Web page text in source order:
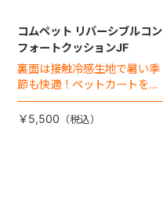
コムペット リバーシブルコン
フォートクッションJF
裏面は接触冷感生地で暑い季
節も快適！ペットカートをお
しゃれに・かわいく・かっこ
よく！
￥5,500